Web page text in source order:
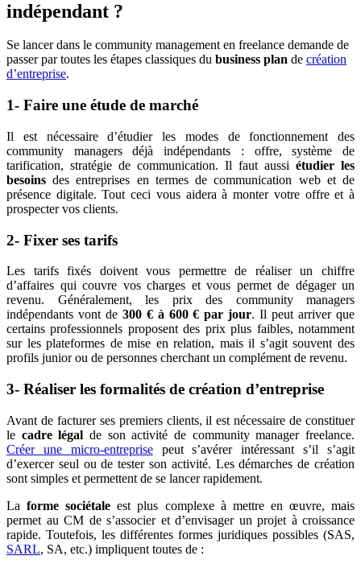
indépendant ?
Se lancer dans le community management en freelance demande de
passer par toutes les étapes classiques du business plan de création
d’entreprise.
1- Faire une étude de marché
Il est nécessaire d’étudier les modes de fonctionnement des
community managers déjà indépendants : offre, système de
tarification, stratégie de communication. Il faut aussi étudier les
besoins des entreprises en termes de communication web et de
présence digitale. Tout ceci vous aidera à monter votre offre et à
prospecter vos clients.
2- Fixer ses tarifs
Les tarifs fixés doivent vous permettre de réaliser un chiffre
d’affaires qui couvre vos charges et vous permet de dégager un
revenu. Généralement, les prix des community managers
indépendants vont de 300 € à 600 € par jour. Il peut arriver que
certains professionnels proposent des prix plus faibles, notamment
sur les plateformes de mise en relation, mais il s’agit souvent des
profils junior ou de personnes cherchant un complément de revenu.
3- Réaliser les formalités de création d’entreprise
Avant de facturer ses premiers clients, il est nécessaire de constituer
le cadre légal de son activité de community manager freelance.
Créer une micro-entreprisepeut s’avérer intéressant s’il s’agit
d’exercer seul ou de tester son activité. Les démarches de création
sont simples et permettent de se lancer rapidement.
Laforme sociétale est plus complexe à mettre en œuvre, mais
permet au CM de s’associer et d’envisager un projet à croissance
rapide. Toutefois, les différentes formes juridiques possibles (SAS,
SARL, SA, etc.) impliquent toutes de :